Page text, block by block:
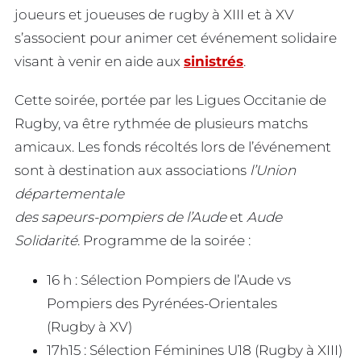
joueurs et joueuses de rugby à XIII et à XV
s’associent pour animer cet événement solidaire
visant à venir en aide aux sinistrés.
Cette soirée, portée par les Ligues Occitanie de
Rugby, va être rythmée de plusieurs matchs
amicaux. Les fonds récoltés lors de l’événement
sont à destination aux associations l’Union
départementale
des sapeurs-pompiers de l’Audeet Aude
Solidarité. Programme de la soirée :
16 h : Sélection Pompiers de l’Aude vs
Pompiers des Pyrénées-Orientales
(Rugby à XV)
17h15 : Sélection Féminines U18 (Rugby à XIII)